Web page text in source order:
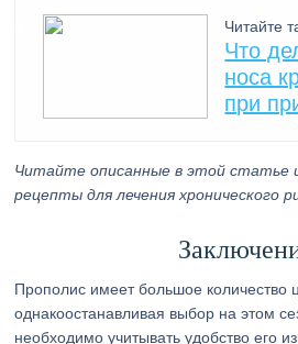
Читайте
Что
носа
при
Читайте описанные в этой статье
рецепты для лечения хронического
Прополис имеет большое количество
однакоостанавливая выбор на этом
необходимо учитывать удобство его